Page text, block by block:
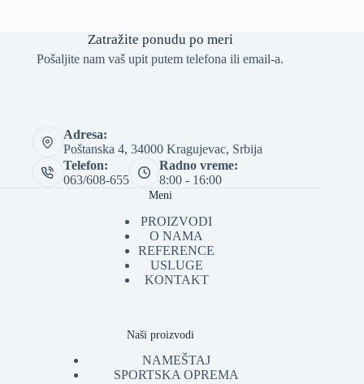
Zatražite ponudu po meri
Pošaljite nam vaš upit putem telefona ili email-a.
Adresa:
Poštanska 4, 34000 Kragujevac, Srbija
Telefon:
063/608-655
Radno vreme:
8:00 - 16:00
Meni
PROIZVODI
O NAMA
REFERENCE
USLUGE
KONTAKT
Naši proizvodi
NAMEŠTAJ
SPORTSKA OPREMA